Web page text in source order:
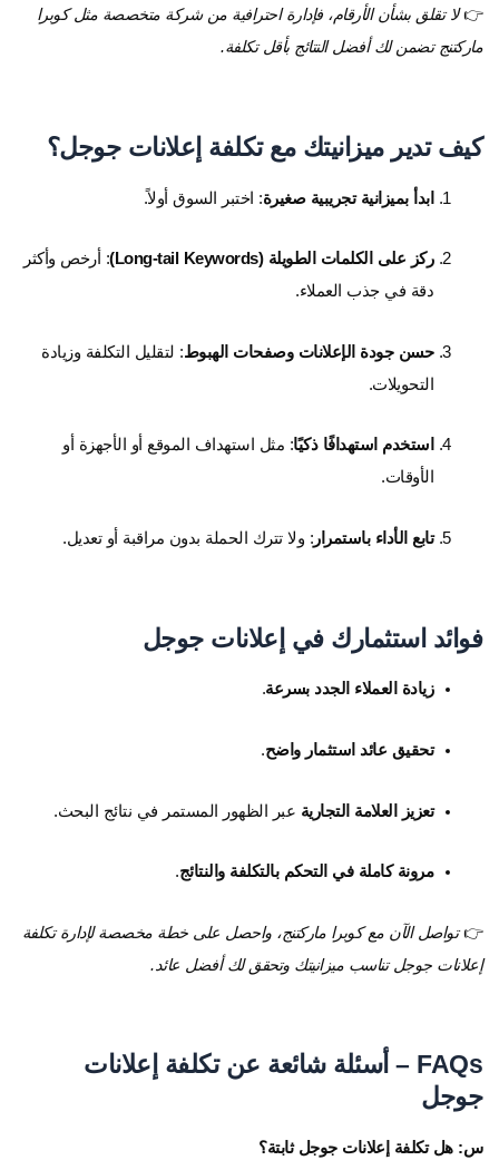
👉لا تقلق بشأن الأرقام، فإدارة احترافية من شركة متخصصة مثل كوبرا
ماركتنج تضمن لك أفضل النتائج بأقل تكلفة.
كيف تدير ميزانيتك مع تكلفة إعلانات جوجل؟
ابدأ بميزانية تجريبية صغيرة: اختبر السوق أولاً.
ركز على الكلمات الطويلة (Long-tail Keywords)
: أرخص وأكثر
دقة في جذب العملاء.
حسن جودة الإعلانات وصفحات الهبوط: لتقليل التكلفة وزيادة
التحويلات.
استخدم استهدافًا ذكيًا: مثل استهداف الموقع أو الأجهزة أو
الأوقات.
تابع الأداء باستمرار : ولا تترك الحملة بدون مراقبة أو تعديل.
فوائد استثمارك في إعلانات جوجل
زيادة العملاء الجدد بسرعة.
تحقيق عائد استثمار واضح.
تعزيز العلامة التجارية عبر الظهور المستمر في نتائج البحث.
مرونة كاملة في التحكم بالتكلفة والنتائج.
👉تواصل الآن مع كوبرا ماركتنج، واحصل على خطة مخصصة لإدارة تكلفة
إعلانات جوجل تناسب ميزانيتك وتحقق لك أفضل عائد.
FAQs – أسئلة شائعة عن تكلفة إعلانات
جوجل
س: هل تكلفة إعلانات جوجل ثابتة؟